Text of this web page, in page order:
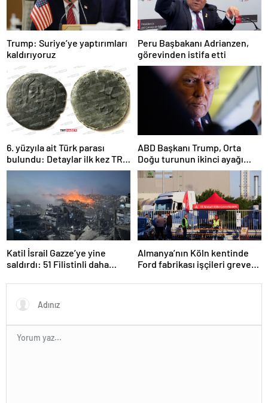
Trump: Suriye’ye yaptırımları
kaldırıyoruz
Peru Başbakanı Adrianzen,
görevinden istifa etti
6. yüzyıla ait Türk parası
bulundu: Detaylar ilk kez TRT
Haber’de
ABD Başkanı Trump, Orta
Doğu turunun ikinci ayağı
Katar’da
Katil İsrail Gazze’ye yine
saldırdı: 51 Filistinli daha
Almanya’nın Köln kentinde
Ford fabrikası işçileri greve